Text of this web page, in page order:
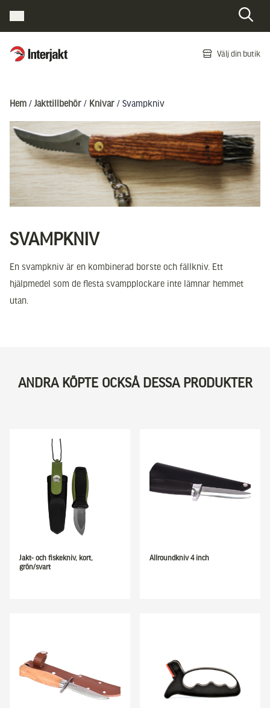
Interjakt SE Välj din butik
Hem / Jakttillbehör / Knivar / Svampkniv
SVAMPKNIV
En svampkniv är en kombinerad borste och fällkniv. Ett
hjälpmedel som de flesta svampplockare inte lämnar hemmet
utan.
ANDRA KÖPTE OCKSÅ DESSA PRODUKTER
Jakt- och fiskekniv, kort,
grön/svart
Allroundkniv 4 inch